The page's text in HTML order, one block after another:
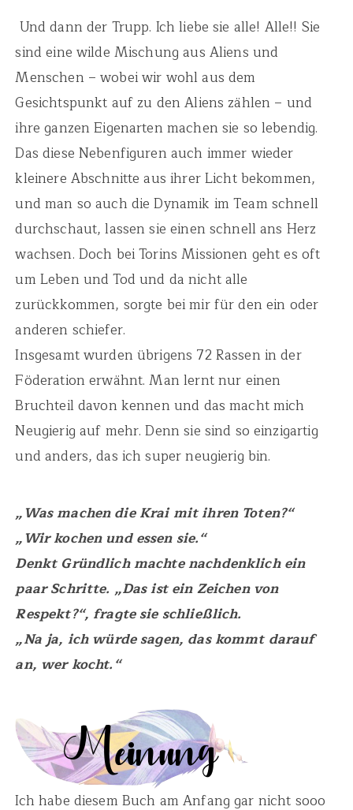
Und dann der Trupp. Ich liebe sie alle! Alle!! Sie
sind eine wilde Mischung aus Aliens und
Menschen – wobei wir wohl aus dem
Gesichtspunkt auf zu den Aliens zählen – und
ihre ganzen Eigenarten machen sie so lebendig.
Das diese Nebenfiguren auch immer wieder
kleinere Abschnitte aus ihrer Licht bekommen,
und man so auch die Dynamik im Team schnell
durchschaut, lassen sie einen schnell ans Herz
wachsen. Doch bei Torins Missionen geht es oft
um Leben und Tod und da nicht alle
zurückkommen, sorgte bei mir für den ein oder
anderen schiefer.
Insgesamt wurden übrigens 72 Rassen in der
Föderation erwähnt. Man lernt nur einen
Bruchteil davon kennen und das macht mich
Neugierig auf mehr. Denn sie sind so einzigartig
und anders, das ich super neugierig bin.
„Was machen die Krai mit ihren Toten?“
„Wir kochen und essen sie.“
Denkt Gründlich machte nachdenklich ein
paar Schritte. „Das ist ein Zeichen von
Respekt?“, fragte sie schließlich.
„Na ja, ich würde sagen, das kommt darauf
an, wer kocht.“
Ich habe diesem Buch am Anfang gar nicht sooo